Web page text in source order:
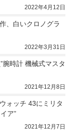
2022年4月12日
、白いクロノグラ
2022年3月31日
腕時計 機械式マスタ
2021年12月8日
ォッチ 43にミリタ
ア”
2021年12月7日